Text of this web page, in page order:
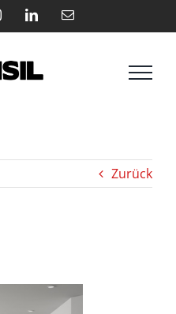
InstagramLinkedInE-
Zurück